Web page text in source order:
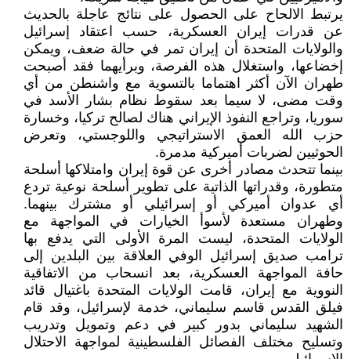
يرتبط الالحاح على الحصول على نتائج عاجلة بالحديث
عن قدرات إيران العسكرية، حسب اعتقاد إسرائيل
والولايات المتحدة أن إيران تمر في حالة ضعف، ويمكن
إخضاعها، واستغلال هذه الفرصة، وبرأيهما فقد أصبحت
طهران الآن أكثر اهتماما بالتسوية مع واشنطن من أي
وقت مضى، لا سيما بعد سقوط نظام بشار الأسد في
سوريا، وتراجع النفوذ الإيراني هناك لصالح تركيا، وخسارة
حزب الله العمق الاستراتيجي واللوجستي، وتعرض
الحوثيين لضربات أميركية مدمرة.
بينما تتحدث مصادر أخرى عن قوة إيران وامتلاكها أسلحة
متطورة، وقدراتها الذاتية على تطوير أسلحة نوعية تردع
أي عدوان أميركي أو إسرائيلي أو مشترك بينهما.
وطهران مستعدة لأسوأ الخيارات في المواجهة مع
الولايات المتحدة، ليست المرة الأولى التي يدفع بها
ترامب صديق إسرائيل الوفي العلاقة بين البلدين إلى
حافة المواجهة العسكرية، بعد انسحاب من الاتفاقية
النووية مع إيران، قامت الولايات المتحدة باغتيال قائد
فيلق القدس قاسم سليماني، خدمة لإسرائيل، وقد قام
الشهيد سليماني بدور كبير في دعم وتمويل وتدريب
وتسليح مختلف الفصائل الفلسطينية لمواجهة الاحتلال